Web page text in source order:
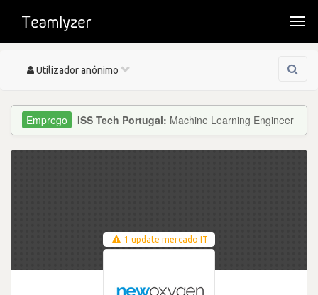
Toggle
Utilizador anónimo
ISS Tech Portugal: Machine Learning Engineer
1 update mercado IT